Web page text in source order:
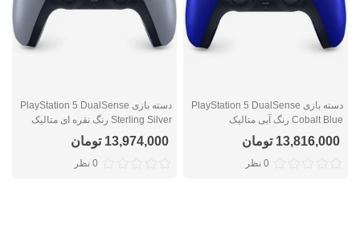
دسته بازی PlayStation 5 DualSense
Cobalt Blue رنگ آبی متالیک
13,816,000 تومان
0 نظر
دسته بازی PlayStation 5 DualSense
Sterling Silver رنگ نقره ای متالیک
13,974,000 تومان
0 نظر